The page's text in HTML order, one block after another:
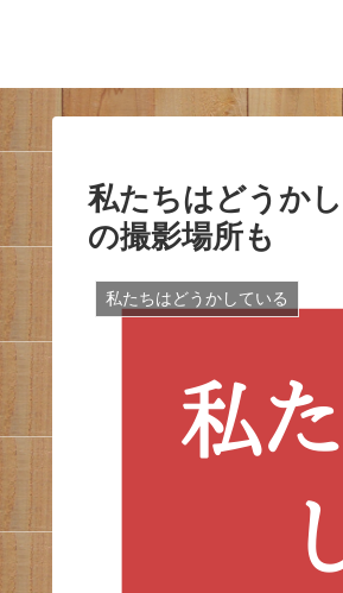
私たちはどうか
の撮影場所も
私たちはどうかしている